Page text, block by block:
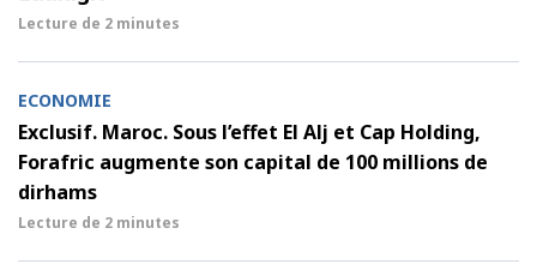
Lecture de 2 minutes
ECONOMIE
Exclusif. Maroc. Sous l’effet El Alj et Cap Holding,
Forafric augmente son capital de 100 millions de
dirhams
Lecture de 2 minutes